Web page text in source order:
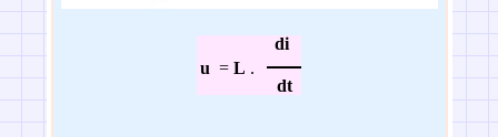
u = L .
di
dt